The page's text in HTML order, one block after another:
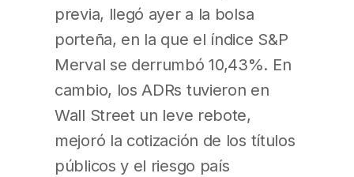
previa, llegó ayer a la bolsa
porteña, en la que el índice S&P
Merval se derrumbó 10,43%. En
cambio, los ADRs tuvieron en
Wall Street un leve rebote,
mejoró la cotización de los títulos
públicos y el riesgo país